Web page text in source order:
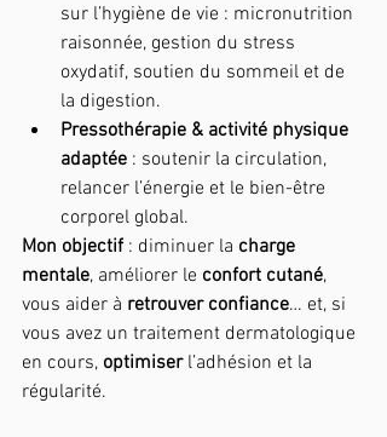
sur l’hygiène de vie : micronutrition
raisonnée, gestion du stress
oxydatif, soutien du sommeil et de
la digestion.
Pressothérapie & activité physique
adaptée : soutenir la circulation,
relancer l’énergie et le bien-être
corporel global.
Mon objectif : diminuer la charge
mentale, améliorer le confort cutané,
vous aider à retrouver confiance… et, si
vous avez un traitement dermatologique
en cours, optimiser l’adhésion et la
régularité.